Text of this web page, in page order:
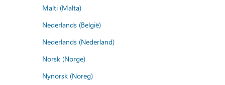
Malti (Malta)
Nederlands (België)
Nederlands (Nederland)
Norsk (Norge)
Nynorsk (Noreg)